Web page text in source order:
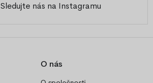
Sledujte nás na Instagramu
O nás